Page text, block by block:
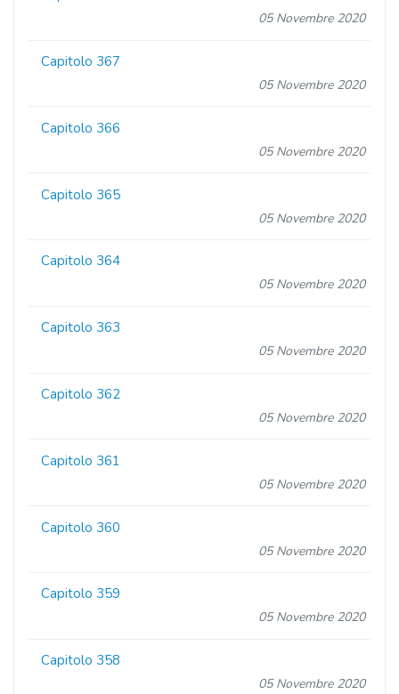
05 Novembre 2020
Capitolo 367
05 Novembre 2020
Capitolo 366
05 Novembre 2020
Capitolo 365
05 Novembre 2020
Capitolo 364
05 Novembre 2020
Capitolo 363
05 Novembre 2020
Capitolo 362
05 Novembre 2020
Capitolo 361
05 Novembre 2020
Capitolo 360
05 Novembre 2020
Capitolo 359
05 Novembre 2020
Capitolo 358
05 Novembre 2020